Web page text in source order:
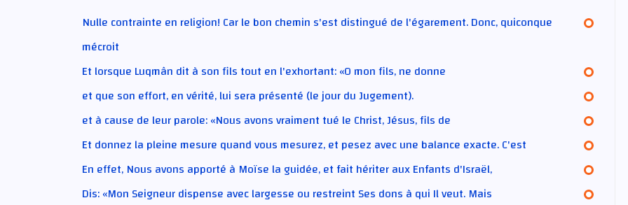
Nulle contrainte en religion! Car le bon chemin s'est distingué de l'égarement. Donc, quiconque
mécroit
Et lorsque Luqmân dit à son fils tout en l'exhortant: «O mon fils, ne donne
et que son effort, en vérité, lui sera présenté (le jour du Jugement).
et à cause de leur parole: «Nous avons vraiment tué le Christ, Jésus, fils de
Et donnez la pleine mesure quand vous mesurez, et pesez avec une balance exacte. C'est
En effet, Nous avons apporté à Moïse la guidée, et fait hériter aux Enfants d'Israël,
Dis: «Mon Seigneur dispense avec largesse ou restreint Ses dons à qui Il veut. Mais